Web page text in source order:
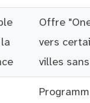
Offre
vers
villes